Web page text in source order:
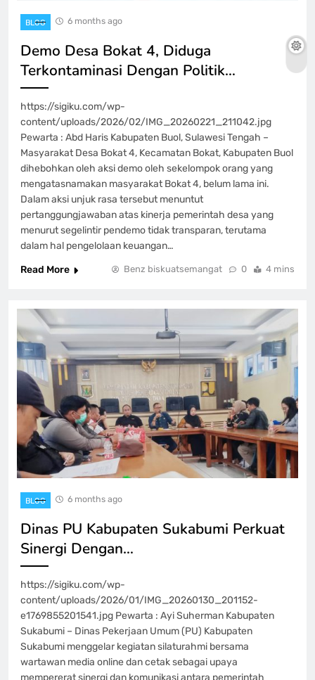
BLOG 6 months ago
Demo Desa Bokat 4, Diduga
Terkontaminasi Dengan Politik…
https://sigiku.com/wp-
content/uploads/2026/02/IMG_20260221_211042.jpg
Pewarta : Abd Haris Kabupaten Buol, Sulawesi Tengah –
Masyarakat Desa Bokat 4, Kecamatan Bokat, Kabupaten Buol
dihebohkan oleh aksi demo oleh sekelompok orang yang
mengatasnamakan masyarakat Bokat 4, belum lama ini.
Dalam aksi unjuk rasa tersebut menuntut
pertanggungjawaban atas kinerja pemerintah desa yang
menurut segelintir pendemo tidak transparan, terutama
dalam hal pengelolaan keuangan…
Read More
Benz biskuatsemangat 0 4 mins
BLOG 6 months ago
Dinas PU Kabupaten Sukabumi Perkuat
Sinergi Dengan…
https://sigiku.com/wp-
content/uploads/2026/01/IMG_20260130_201152-
e1769855201541.jpg Pewarta : Ayi Suherman Kabupaten
Sukabumi – Dinas Pekerjaan Umum (PU) Kabupaten
Sukabumi menggelar kegiatan silaturahmi bersama
wartawan media online dan cetak sebagai upaya